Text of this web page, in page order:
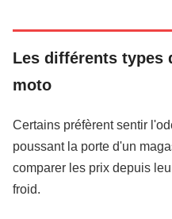
Les différents types
moto
Certains préfèrent sentir
poussant la porte d'un
comparer les prix depuis
froid.